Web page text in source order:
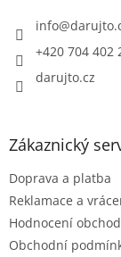
info@
+420 704 402
darujto.cz
Zákaznický
Doprava a platba
Reklamace a
Hodnocení
Obchodní